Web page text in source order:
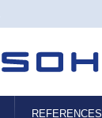
REFERENCES